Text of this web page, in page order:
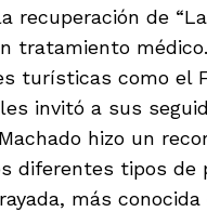
recuperación de
tratamiento
turísticas como el
invitó a sus
hizo un
diferentes tipos de
más